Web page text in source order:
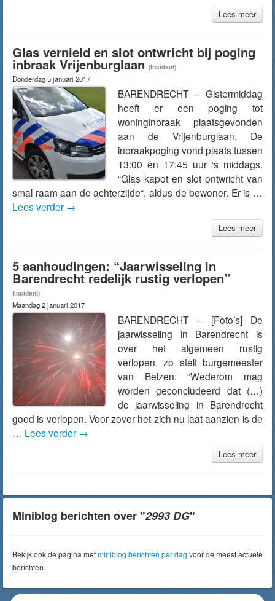
Lees meer
Glas vernield en slot ontwricht bij poging
inbraak Vrijenburglaan (Incident)
Donderdag 5 januari 2017
BARENDRECHT – Gistermiddag
heeft er een poging tot
woninginbraak plaatsgevonden
aan de Vrijenburglaan. De
inbraakpoging vond plaats tussen
13:00 en 17:45 uur ‘s middags.
“Glas kapot en slot ontwricht van
smal raam aan de achterzijde“, aldus de bewoner. Er is …
Lees verder →
Lees meer
5 aanhoudingen: “Jaarwisseling in
Barendrecht redelijk rustig verlopen”
(Incident)
Maandag 2 januari 2017
BARENDRECHT – [Foto’s] De
jaarwisseling in Barendrecht is
over het algemeen rustig
verlopen, zo stelt burgemeester
van Belzen: “Wederom mag
worden geconcludeerd dat (…)
de jaarwisseling in Barendrecht
goed is verlopen. Voor zover het zich nu laat aanzien is de
… Lees verder →
Lees meer
Miniblog berichten over "2993 DG"
Bekijk ook de pagina metminiblog berichten per dag voor de meest actuele
berichten.